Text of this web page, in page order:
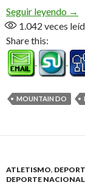
Seguir leyendo La
→
1.042 veces
Share this:
MOUNTAIN DO
ATLETISMO,
DEPORTE NACIONAL